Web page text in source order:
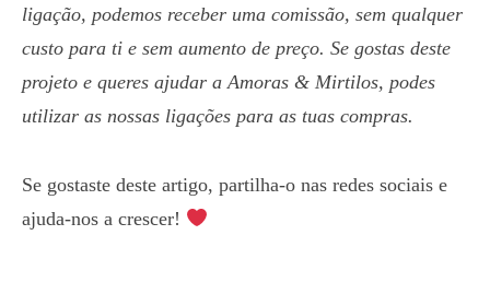
ligação, podemos receber uma comissão, sem qualquer
custo para ti e sem aumento de preço. Se gostas deste
projeto e queres ajudar a Amoras & Mirtilos, podes
utilizar as nossas ligações para as tuas compras.
Se gostaste deste artigo, partilha-o nas redes sociais e
ajuda-nos a crescer!